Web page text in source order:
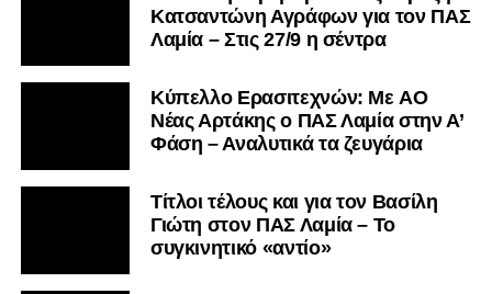
Κατσαντώνη Αγράφων για τον ΠΑΣ
Λαμία – Στις 27/9 η σέντρα
Kύπελλο Ερασιτεχνών: Με AO
Nέας Αρτάκης ο ΠΑΣ Λαμία στην Α’
Φάση – Αναλυτικά τα ζευγάρια
Τίτλοι τέλους και για τον Βασίλη
Γιώτη στον ΠΑΣ Λαμία – Το
συγκινητικό «αντίο»